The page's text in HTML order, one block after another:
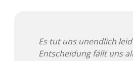
Es tut uns unendlich
Entscheidung fällt uns